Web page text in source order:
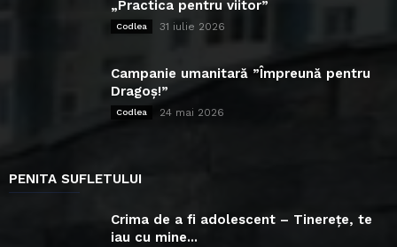
„Practica pentru viitor”
Codlea 31 iulie 2026
Campanie umanitară ”Împreună pentru
Dragoș!”
Codlea 24 mai 2026
PENITA SUFLETULUI
Crima de a fi adolescent – Tinerețe, te
iau cu mine...